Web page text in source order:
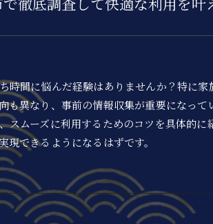
時間に悩んだ経験はありませんか？特に
も異なり、事前の情報収集が重要になっ
スムーズに利用するためのコツを具体的
できるようになるはずです。